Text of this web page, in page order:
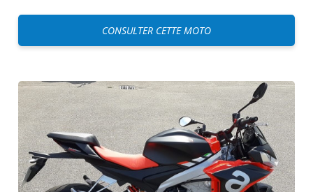
CONSULTER CETTE MOTO